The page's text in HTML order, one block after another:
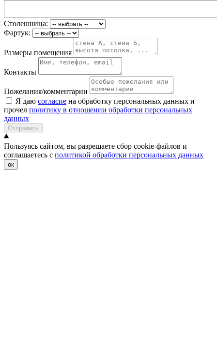
Столешница:
Фартук:
Размеры помещения
Контакты
Пожелания/комментарии
Я даю согласие на обработку персональных данных и
прочел политику в отношении обработки персональных
данных
Отправить
Пользуясь сайтом, вы разрешаете сбор cookie-файлов и
соглашаетесь с политикой обработки персональных данных
ок